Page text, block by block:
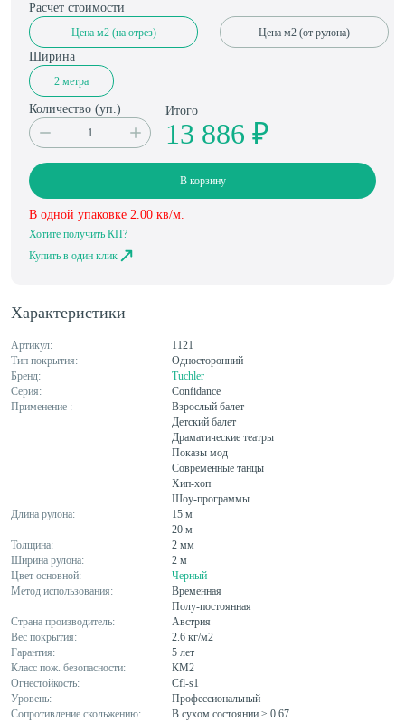
Характеристики
Артикул:
1121
Тип покрытия:
Односторонний
Бренд:
Tuchler
Серия:
Confidance
Применение :
Взрослый балет
Детский балет
Драматические театры
Показы мод
Современные танцы
Хип-хоп
Шоу-программы
Длина рулона:
15 м
20 м
Толщина:
2 мм
Ширина рулона:
2 м
Цвет основной:
Черный
Метод использования:
Временная
Полу-постоянная
Страна производитель:
Австрия
Вес покрытия:
2.6 кг/м2
Гарантия:
5 лет
Класс пож. безопасности:
КМ2
Огнестойкость:
Cfl-s1
Уровень:
Профессиональный
Сопротивление скольжению:
В сухом состоянии ≥ 0.67
Расчет стоимости
Цена м2 (на отрез) Цена м2 (от рулона)
Ширина
2 метра
Количество (уп.) Итого
13 886 ₽
В корзину
В одной упаковке 2.00 кв/м.
Хотите получить КП?
Купить в один клик